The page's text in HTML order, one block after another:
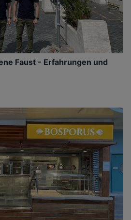
Faust - Erfahrungen und